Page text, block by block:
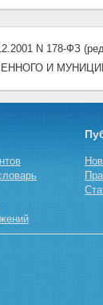
N 178-ФЗ (ред.
И